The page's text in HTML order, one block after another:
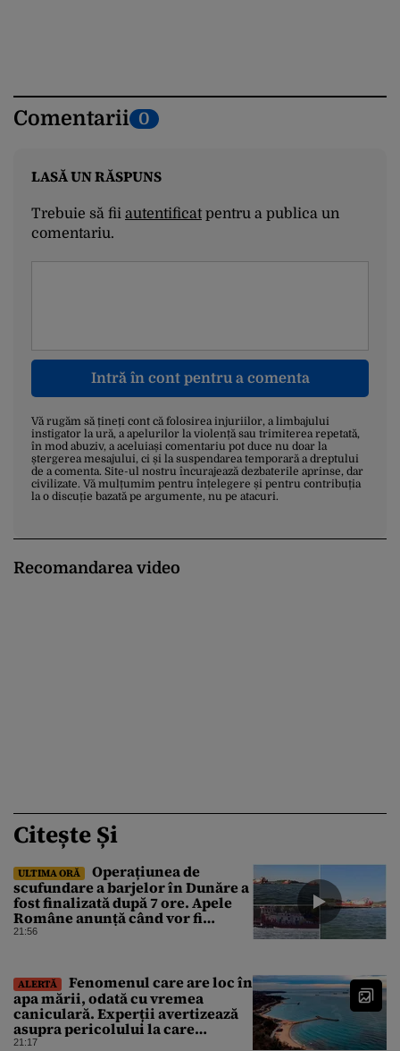
Comentarii 0
LASĂ UN RĂSPUNS
Trebuie să fii autentificatpentru a publica un
comentariu.
Intră în cont pentru a comenta
Vă rugăm să țineți cont că folosirea injuriilor, a limbajului
instigator la ură, a apelurilor la violență sau trimiterea repetată,
în mod abuziv, a aceluiași comentariu pot duce nu doar la
ștergerea mesajului, ci și la suspendarea temporară a dreptului
de a comenta. Site-ul nostru încurajează dezbaterile aprinse, dar
civilizate. Vă mulțumim pentru înțelegere și pentru contribuția
la o discuție bazată pe argumente, nu pe atacuri.
Recomandarea video
Citește Și
ULTIMA ORĂ
Operațiunea de
scufundare a barjelor în Dunăre a
fost finalizată după 7 ore. Apele
Române anunță când vor fi
simțite efectele
21:56
ALERTĂ
Fenomenul care are loc în
apa mării, odată cu vremea
caniculară. Experții avertizează
asupra pericolului la care
oamenii pot fi expuși
21:17